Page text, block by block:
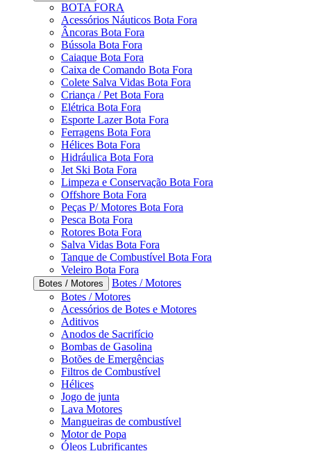
BOTA FORA
Acessórios Náuticos Bota Fora
Âncoras Bota Fora
Bússola Bota Fora
Caiaque Bota Fora
Caixa de Comando Bota Fora
Colete Salva Vidas Bota Fora
Criança / Pet Bota Fora
Elétrica Bota Fora
Esporte Lazer Bota Fora
Ferragens Bota Fora
Hélices Bota Fora
Hidráulica Bota Fora
Jet Ski Bota Fora
Limpeza e Conservação Bota Fora
Offshore Bota Fora
Peças P/ Motores Bota Fora
Pesca Bota Fora
Rotores Bota Fora
Salva Vidas Bota Fora
Tanque de Combustível Bota Fora
Veleiro Bota Fora
Botes / Motores
Botes / Motores
Botes / Motores
Acessórios de Botes e Motores
Aditivos
Anodos de Sacrifício
Bombas de Gasolina
Botões de Emergências
Filtros de Combustível
Hélices
Jogo de junta
Lava Motores
Mangueiras de combustível
Motor de Popa
Óleos Lubrificantes